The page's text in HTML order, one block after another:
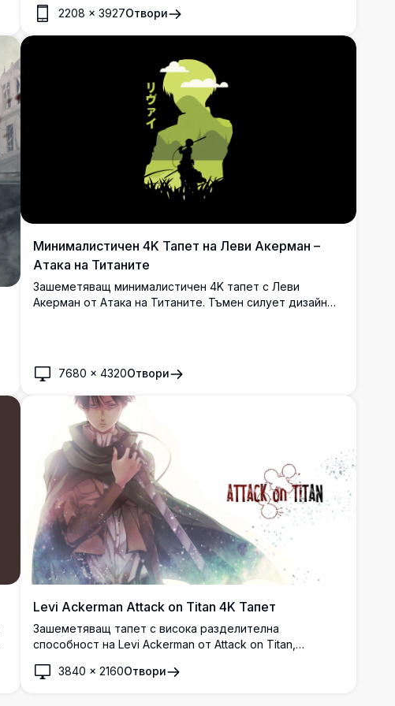
произведение на изкуството в сепия тонове,
показващо най-силния воин на човечеството с
2208 × 3927Отвори
Минималистичен 4K Тапет на Леви Акерман –
Атака на Титаните
Зашеметяващ минималистичен 4K тапет с Леви
Акерман от Атака на Титаните. Тъмен силует дизайн
7680 × 4320Отвори
Levi Ackerman Attack on Titan 4K Тапет
Зашеметяващ тапет с висока разделителна
способност на Levi Ackerman от Attack on Titan,
проучване в характерната му наметала, държащ
3840 × 2160Отвори